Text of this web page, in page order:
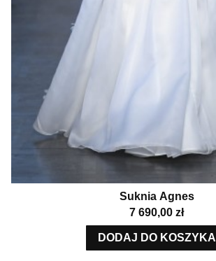
Suknia Agnes
Cena
7 690,00 zł
DODAJ DO KOSZYKA